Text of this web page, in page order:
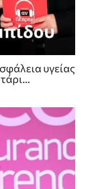
υγείας